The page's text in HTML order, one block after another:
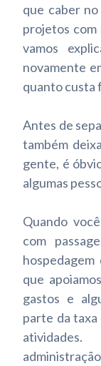
que caber no
projetos com
vamos
novamente
quanto custa
Antes de
também
gente, é
algumas
Quando
com
que
gastos e
parte da taxa